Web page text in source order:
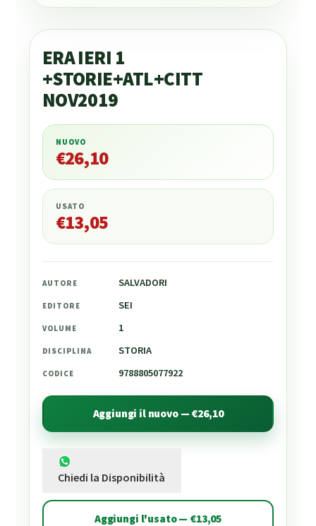
ERA IERI 1
+STORIE+ATL+CITT
NOV2019
26,10
NUOVO
€26,10
USATO
€13,05
AUTORE SALVADORI
EDITORE SEI
VOLUME 1
DISCIPLINA STORIA
CODICE 9788805077922
Aggiungi il nuovo — €26,10
Chiedi la Disponibilità
Aggiungi l'usato — €13,05